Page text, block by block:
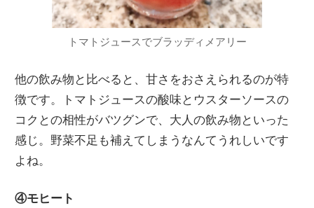
トマトジュースでブラッディメアリー
他の飲み物と比べると、甘さをおさえられるのが特
徴です。トマトジュースの酸味とウスターソースの
コクとの相性がバツグンで、大人の飲み物といった
感じ。野菜不足も補えてしまうなんてうれしいです
よね。
④モヒート